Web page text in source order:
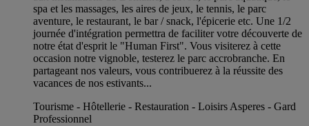
spa et les massages, les aires de jeux, le tennis, le parc
aventure, le restaurant, le bar / snack, l'épicerie etc. Une 1/2
journée d'intégration permettra de faciliter votre découverte de
notre état d'esprit le "Human First". Vous visiterez à cette
occasion notre vignoble, testerez le parc accrobranche. En
partageant nos valeurs, vous contribuerez à la réussite des
vacances de nos estivants...
Tourisme - Hôtellerie - Restauration - Loisirs Asperes - Gard
Professionnel